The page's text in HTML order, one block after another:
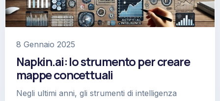
8 Gennaio 2025
Napkin.ai: lo strumento per creare
mappe concettuali
Negli ultimi anni, gli strumenti di intelligenza